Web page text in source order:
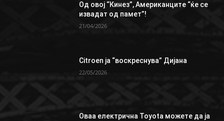
Од овој “Кинез”, Aмериканците “ќе се
извадат од памет”!
21/04/2026
Citroen ја “воскреснува” Дијана
22/05/2026
Oваа електрична Toyota можете да ја